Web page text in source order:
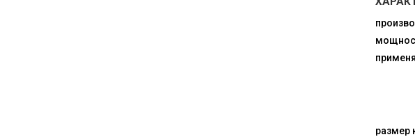
размер